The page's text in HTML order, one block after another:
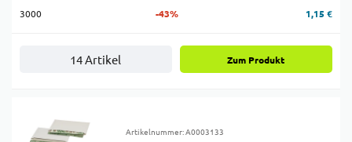
3000
-43% 1,15 €
14 Artikel Zum Produkt
Artikelnummer: A0003133